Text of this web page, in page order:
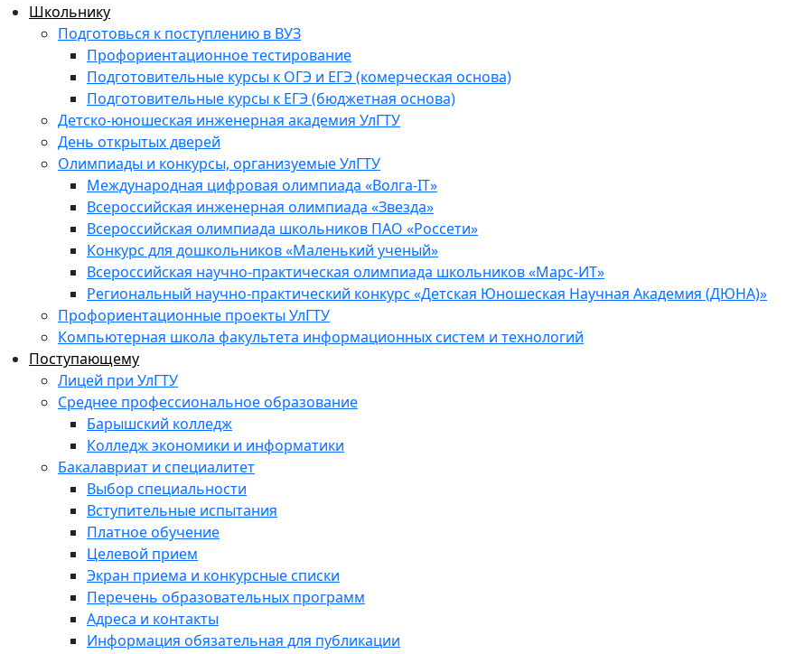
Школьнику
Подготовься к поступлению в ВУЗ
Профориентационное тестирование
Подготовительные курсы к ОГЭ и ЕГЭ (комерческая основа)
Подготовительные курсы к ЕГЭ (бюджетная основа)
Детско-юношеская инженерная академия УлГТУ
День открытых дверей
Олимпиады и конкурсы, организуемые УлГТУ
Международная цифровая олимпиада «Волга-IT»
Всероссийская инженерная олимпиада «Звезда»
Всероссийская олимпиада школьников ПАО «Россети»
Конкурс для дошкольников «Маленький ученый»
Всероссийская научно-практическая олимпиада школьников «Марс-ИТ»
Региональный научно-практический конкурс «Детская Юношеская Научная Академия (ДЮНА)»
Профориентационные проекты УлГТУ
Компьютерная школа факультета информационных систем и технологий
Поступающему
Лицей при УлГТУ
Среднее профессиональное образование
Барышский колледж
Колледж экономики и информатики
Бакалавриат и специалитет
Выбор специальности
Вступительные испытания
Платное обучение
Целевой прием
Экран приема и конкурсные списки
Перечень образовательных программ
Адреса и контакты
Информация обязательная для публикации